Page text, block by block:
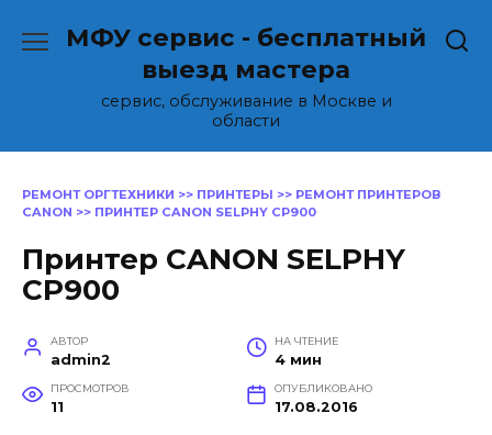
МФУ сервис - бесплатный
выезд мастера
сервис, обслуживание в Москве и
области
РЕМОНТ ОРГТЕХНИКИ >> ПРИНТЕРЫ >> РЕМОНТ ПРИНТЕРОВ
CANON >> ПРИНТЕР CANON SELPHY CP900
Принтер CANON SELPHY
CP900
АВТОР
admin2
НА ЧТЕНИЕ
4 мин
ПРОСМОТРОВ
11
ОПУБЛИКОВАНО
17.08.2016